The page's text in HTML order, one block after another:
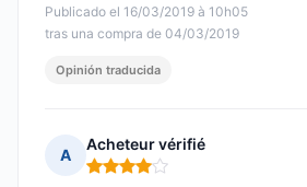
Publicado el 16/03/2019 à 10h05
tras una compra de 04/03/2019
Opinión traducida
A
Acheteur vérifié
Nota: 4 de 5